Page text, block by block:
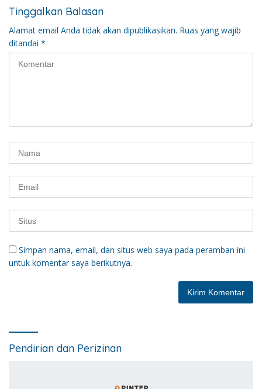
Tinggalkan Balasan
Alamat email Anda tidak akan dipublikasikan. Ruas yang wajib
ditandai *
Simpan nama, email, dan situs web saya pada peramban ini
untuk komentar saya berikutnya.
Pendirian dan Perizinan